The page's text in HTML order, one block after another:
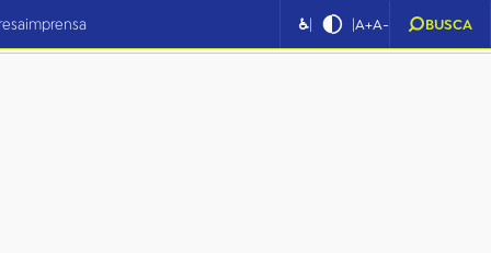
imprensa ♿| |A+A- BUSCA